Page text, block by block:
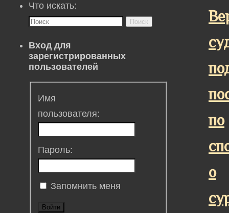
по
о
Что искать:
Поиск
Вход для
зарегистрированных
пользователей
Имя
пользователя:
Пароль:
Запомнить меня
Войти